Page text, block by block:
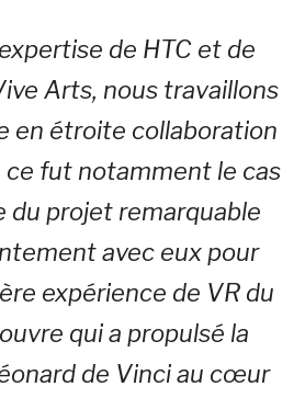
de HTC et de
Arts, nous travaillons
en étroite collaboration
ce fut notamment le cas
du projet remarquable
avec eux pour
expérience de VR du
qui a propulsé la
de Vinci au cœur